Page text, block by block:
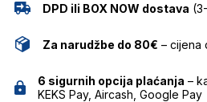
DPD ili BOX NOW dostava
Za narudžbe do 80€ – cijena
6 sigurnih opcija plaćanja –
KEKS Pay, Aircash, Google Pay